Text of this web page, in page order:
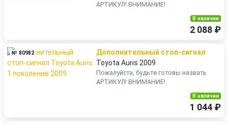
АРТИКУЛ! ВНИМАНИЕ!
В наличии
2 088 ₽
№ 80982
Дополнительный стоп-сигнал
Toyota Auris 2009
Пожалуйста, будьте готовы назвать
АРТИКУЛ! ВНИМАНИЕ!
В наличии
1 044 ₽